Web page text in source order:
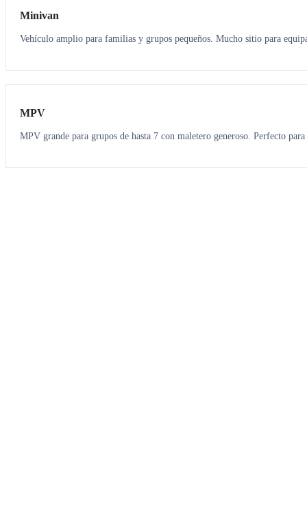
Minivan
Vehículo amplio para familias y grupos pequeños. Mucho sitio para
7 7
MPV
MPV grande para grupos de hasta 7 con maletero generoso. Perfecto para